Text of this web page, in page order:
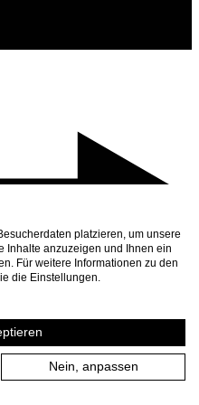
platzieren, um unsere
Inhalte anzuzeigen und Ihnen ein
Für weitere Informationen zu den
die Einstellungen.
Nein, anpassen